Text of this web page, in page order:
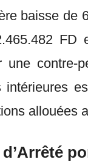
baisse de
FD
une contre-
intérieures
allouées